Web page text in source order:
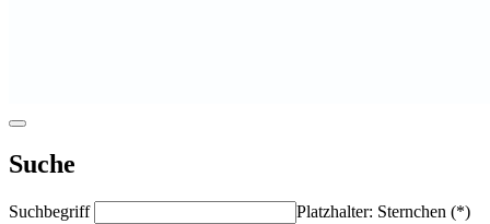
Suche
Suchbegriff
Platzhalter: Sternchen (*)